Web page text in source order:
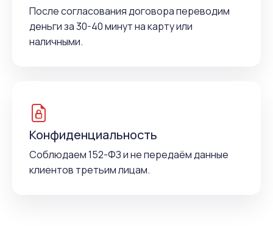
После согласования договора переводим
деньги за 30-40 минут на карту или
наличными.
Конфиденциальность
Соблюдаем 152-ФЗ и не передаём данные
клиентов третьим лицам.